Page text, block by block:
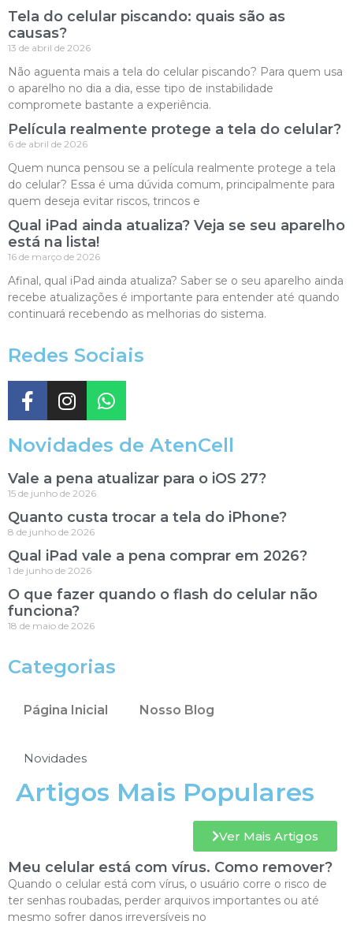
Tela do celular piscando: quais são as
causas?
13 de abril de 2026
Não aguenta mais a tela do celular piscando? Para quem usa
o aparelho no dia a dia, esse tipo de instabilidade
compromete bastante a experiência.
Película realmente protege a tela do celular?
6 de abril de 2026
Quem nunca pensou se a película realmente protege a tela
do celular? Essa é uma dúvida comum, principalmente para
quem deseja evitar riscos, trincos e
Qual iPad ainda atualiza? Veja se seu aparelho
está na lista!
16 de março de 2026
Afinal, qual iPad ainda atualiza? Saber se o seu aparelho ainda
recebe atualizações é importante para entender até quando
continuará recebendo as melhorias do sistema.
Redes Sociais
Novidades de AtenCell
Vale a pena atualizar para o iOS 27?
15 de junho de 2026
Quanto custa trocar a tela do iPhone?
8 de junho de 2026
Qual iPad vale a pena comprar em 2026?
1 de junho de 2026
O que fazer quando o flash do celular não
funciona?
18 de maio de 2026
Categorias
Página Inicial Nosso Blog
Novidades
Artigos Mais Populares
Ver Mais Artigos
Meu celular está com vírus. Como remover?
Quando o celular está com vírus, o usuário corre o risco de
ter senhas roubadas, perder arquivos importantes ou até
mesmo sofrer danos irreversíveis no